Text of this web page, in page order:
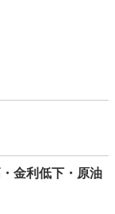
金利低下・原油